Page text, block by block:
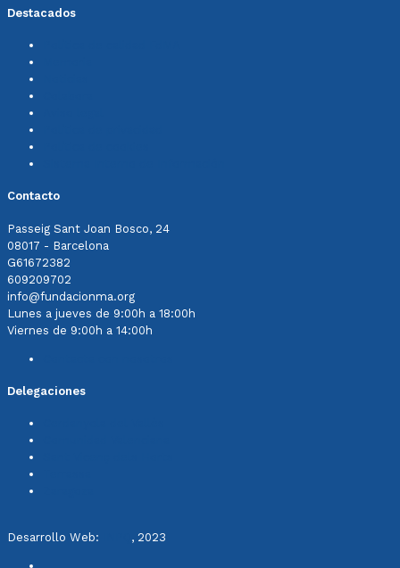
Destacados
Contacto
Passeig Sant Joan Bosco, 24
08017 - Barcelona
G61672382
609209702
info@fundacionma.org
Lunes a jueves de 9:00h a 18:00h
Viernes de 9:00h a 14:00h
Delegaciones
Desarrollo Web: , 2023